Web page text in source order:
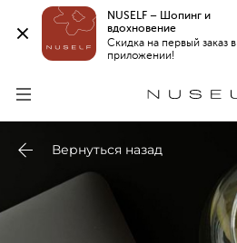
NUSELF – Шопинг и
вдохновение
Скидка на первый заказ в
приложении!
Вернуться назад